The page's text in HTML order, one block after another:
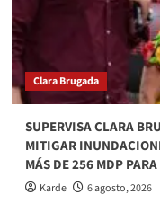
Clara Brugada
SUPERVISA CLARA
MITIGAR
MÁS DE 256 MDP
Karde 6 agosto, 2026